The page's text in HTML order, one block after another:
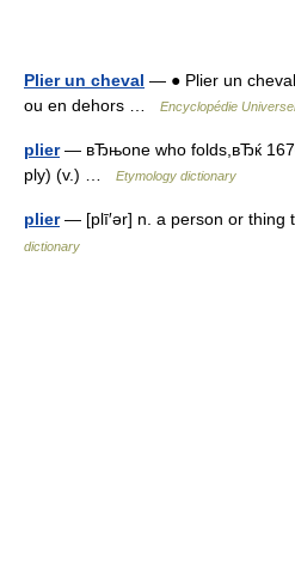
Plier un cheval — ● Plier un
ou en dehors …
Encyclopédie
plier— вЂњone who folds,вЂќ
ply) (v.) …
Etymology dictionary
plier— [plī′ər] n. a person or
dictionary